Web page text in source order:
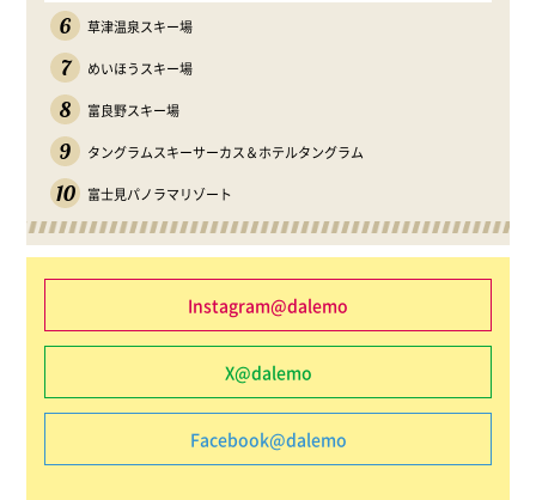
6 草津温泉スキー場
7 めいほうスキー場
8 富良野スキー場
9 タングラムスキーサーカス＆ホテルタングラム
10 富士見パノラマリゾート
Instagram@dalemo
X@dalemo
Facebook@dalemo